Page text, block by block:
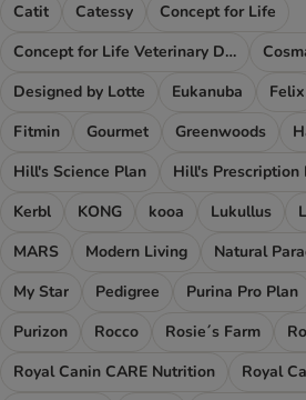
Catit
Catessy
Concept for Life
Concept for Life Veterinary Diet
Designed by Lotte
Eukanuba Felix
Fitmin
Gourmet Greenwoods
Hill's Science Plan
Hill's Prescription
Kerbl
KONG kooa Lukullus
MARS
Modern Living Natural
My Star
Pedigree Purina Pro Plan
Purizon
Rocco Rosie´s Farm
Royal Canin CARE Nutrition
Royal